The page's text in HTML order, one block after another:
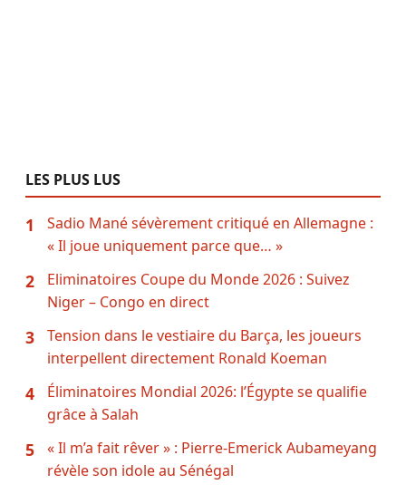
LES PLUS LUS
1
Sadio Mané sévèrement critiqué en Allemagne :
« Il joue uniquement parce que… »
2
Eliminatoires Coupe du Monde 2026 : Suivez
Niger – Congo en direct
3
Tension dans le vestiaire du Barça, les joueurs
interpellent directement Ronald Koeman
4
Éliminatoires Mondial 2026: l’Égypte se qualifie
grâce à Salah
5
« Il m’a fait rêver » : Pierre-Emerick Aubameyang
révèle son idole au Sénégal